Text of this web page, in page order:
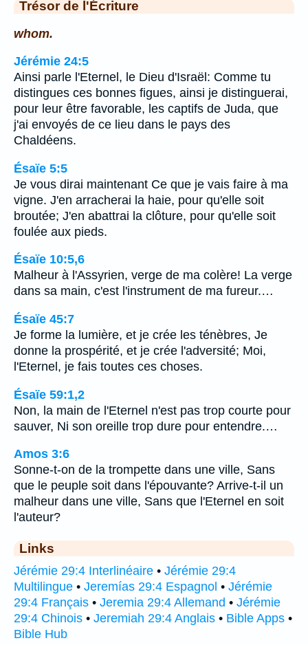
Trésor de l'Écriture
whom.
Jérémie 24:5
Ainsi parle l'Eternel, le Dieu d'Israël: Comme tu
distingues ces bonnes figues, ainsi je distinguerai,
pour leur être favorable, les captifs de Juda, que
j'ai envoyés de ce lieu dans le pays des
Chaldéens.
Ésaïe 5:5
Je vous dirai maintenant Ce que je vais faire à ma
vigne. J'en arracherai la haie, pour qu'elle soit
broutée; J'en abattrai la clôture, pour qu'elle soit
foulée aux pieds.
Ésaïe 10:5,6
Malheur à l'Assyrien, verge de ma colère! La verge
dans sa main, c'est l'instrument de ma fureur.…
Ésaïe 45:7
Je forme la lumière, et je crée les ténèbres, Je
donne la prospérité, et je crée l'adversité; Moi,
l'Eternel, je fais toutes ces choses.
Ésaïe 59:1,2
Non, la main de l'Eternel n'est pas trop courte pour
sauver, Ni son oreille trop dure pour entendre.…
Amos 3:6
Sonne-t-on de la trompette dans une ville, Sans
que le peuple soit dans l'épouvante? Arrive-t-il un
malheur dans une ville, Sans que l'Eternel en soit
l'auteur?
Links
Jérémie 29:4 Interlinéaire • Jérémie 29:4
Multilingue • Jeremías 29:4 Espagnol • Jérémie
29:4 Français • Jeremia 29:4 Allemand • Jérémie
29:4 Chinois • Jeremiah 29:4 Anglais • Bible Apps •
Bible Hub